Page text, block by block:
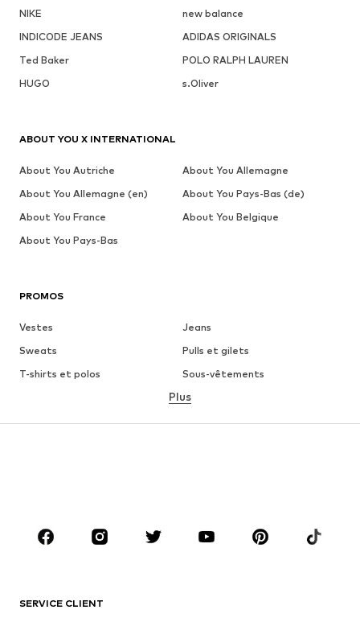
NIKE
new balance
INDICODE JEANS
ADIDAS ORIGINALS
Ted Baker
POLO RALPH LAUREN
HUGO
s.Oliver
PROMOS
Vestes
Jeans
Sweats
Pulls et gilets
T-shirts et polos
Sous-vêtements
Chemises
Manteaux
Costumes et vestes de
VÊTEMENTS
T-shirts et polos
Plus
SERVICE CLIENT
ABOUT YOU X INTERNATIONAL
About You Autriche
About You Allemagne
About You Allemagne (en)
About You Pays-Bas (de)
About You France
About You Belgique
About You Pays-Bas